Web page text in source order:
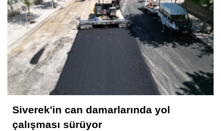
Siverek'in can damarlarında yol
çalışması sürüyor